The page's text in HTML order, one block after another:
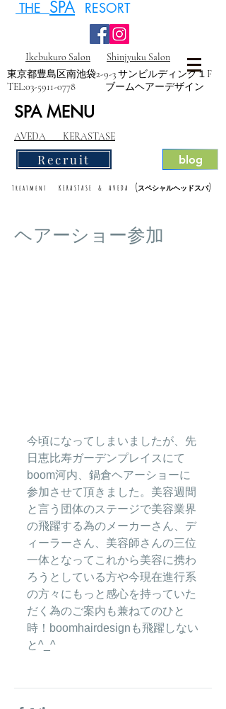
THE SPA RESORT
Ikebukuro Salon
Shinjyuku Salon
東京都豊島区南池袋2-9-3 サンビルディング１F
TEL:03-5911-0778 ブームヘアーデザイン
SPA MENU
AVEDA KERASTASE
Recruit blog
Treatment KERASTASE & AVEDA (スペシャルヘッドスパ)
ヘアーショー参加
今頃になってしまいましたが、先
日恵比寿ガーデンプレイスにて
boom河内、鍋倉ヘアーショーに
参加させて頂きました。美容週間
と言う団体のステージで美容業界
の飛躍する為のメーカーさん、デ
ィーラーさん、美容師さんの三位
一体となってこれから美容に携わ
ろうとしている方や今現在進行系
の方々にもっと感心を持っていた
だく為のご案内も兼ねてのひと
時！boomhairdesignも飛躍しない
と^_^